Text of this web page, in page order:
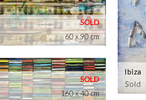
60 x 90 cm
160 x 40 cm
Sold
Ibiza